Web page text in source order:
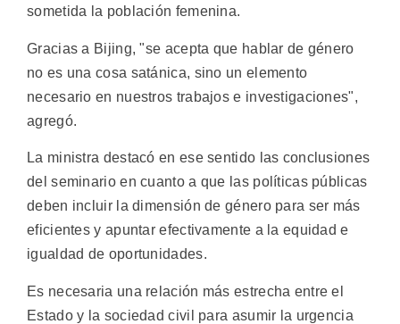
sometida la población femenina.
Gracias a Bijing, "se acepta que hablar de género
no es una cosa satánica, sino un elemento
necesario en nuestros trabajos e investigaciones",
agregó.
La ministra destacó en ese sentido las conclusiones
del seminario en cuanto a que las políticas públicas
deben incluir la dimensión de género para ser más
eficientes y apuntar efectivamente a la equidad e
igualdad de oportunidades.
Es necesaria una relación más estrecha entre el
Estado y la sociedad civil para asumir la urgencia